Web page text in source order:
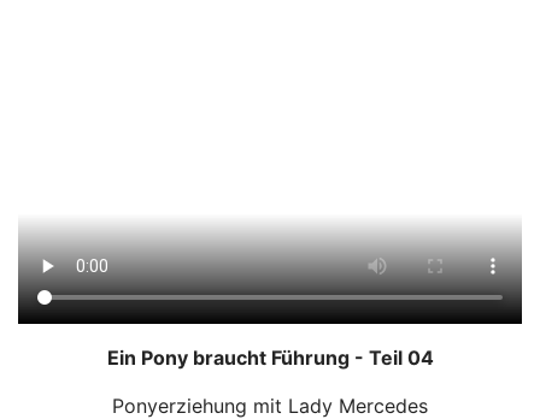
Ein Pony braucht Führung - Teil 04
Ponyerziehung mit Lady Mercedes